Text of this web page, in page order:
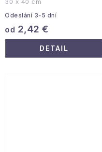
Odeslání 3-5 dní
od 2,42 €
DETAIL